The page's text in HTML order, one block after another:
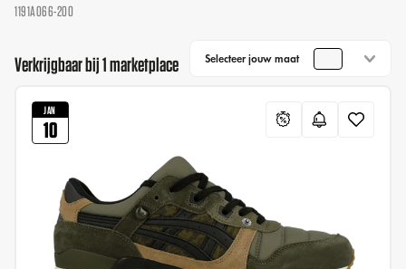
1191A066-200
Verkrijgbaar bij 1 marketplace Selecteer jouw maat
JAN
10